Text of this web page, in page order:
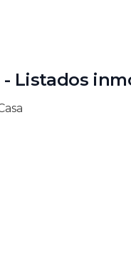
- Listados